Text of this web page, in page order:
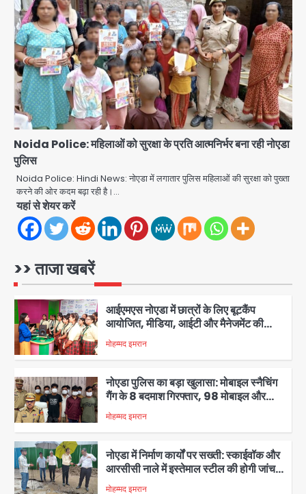
Noida Police: महिलाओं को सुरक्षा के प्रति आत्मनिर्भर बना रही नोएडा
पुलिस
Noida Police: Hindi News: नोएडा में लगातार पुलिस महिलाओं की सुरक्षा को पुख्ता
करने की ओर कदम बढ़ा रही है।…
यहां से शेयर करें
>> ताजा खबरें
3
नोएडा पुलिस का बड़ा खुलासा: मोबाइल स्नैचिंग
गैंग के 8 बदमाश गिरफ्तार, 98 मोबाइल और
सैकड़ों पार्ट्स बरामद
मोहम्मद इमरान
4
नोएडा में निर्माण कार्यों पर सख्ती: स्काईवॉक और
आरसीसी नाले में इस्तेमाल स्टील की होगी जांच,
रिपोर्ट तक भुगतान पर रोक
मोहम्मद इमरान
5
प्लास्टिक नोट, जानिए क्या होंगे फायदे और क्या
बंद हो जाएंगे पुराने नोट?
मोहम्मद इमरान
1
ग्रेटर नोएडा में 11 से 13 अगस्त तक होगा इंडिया
2
आईएमएस नोएडा में छात्रों के लिए बूटकैंप
आयोजित, मीडिया, आईटी और मैनेजमेंट की
बारीकियों से हुए रूबरू
मोहम्मद इमरान
3
नोएडा पुलिस का बड़ा खुलासा: मोबाइल स्नैचिंग
गैंग के 8 बदमाश गिरफ्तार, 98 मोबाइल और
सैकड़ों पार्ट्स बरामद
मोहम्मद इमरान
नोएडा में निर्माण कार्यों पर सख्ती: स्काईवॉक और
आरसीसी नाले में इस्तेमाल स्टील की होगी जांच,
रिपोर्ट तक भुगतान पर रोक
मोहम्मद इमरान